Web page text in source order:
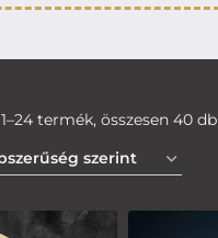
1–24 termék, összesen 40 db